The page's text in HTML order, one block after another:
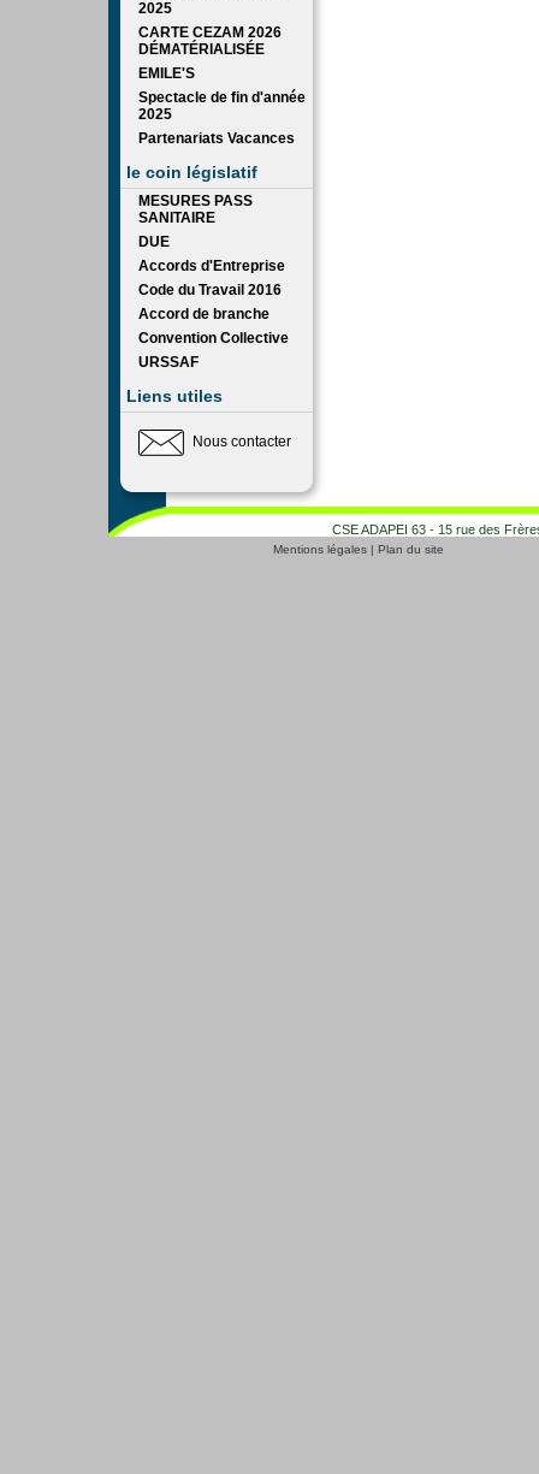
2025
CARTE CEZAM 2026
DÉMATÉRIALISÉE
EMILE'S
Spectacle de fin d'année
2025
Partenariats Vacances
le coin législatif
MESURES PASS
SANITAIRE
DUE
Accords d'Entreprise
Code du Travail 2016
Accord de branche
Convention Collective
URSSAF
Liens utiles
Nous contacter
CSE ADAPEI 63 - 15 rue des
Mentions légales| Plan du site